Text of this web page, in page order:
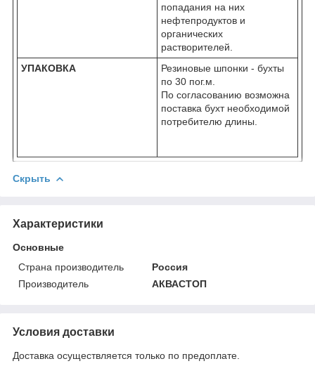
попадания на них
нефтепродуктов и
органических
растворителей.
УПАКОВКА
Резиновые шпонки - бухты
по 30 пог.м.
По согласованию возможна
поставка бухт необходимой
потребителю длины.
Скрыть
Характеристики
Основные
Страна производитель
Россия
Производитель
АКВАСТОП
Условия доставки
Доставка осуществляется только по предоплате.